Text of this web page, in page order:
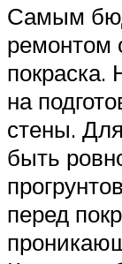
Самым
ремонтом
покраска.
на
стены.
быть
перед